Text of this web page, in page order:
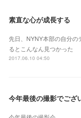
素直な心が成長する
先日、NYNY本部の自分
るとこんなん見つかった
2017.06.10 04:50
今年最後の撮影でござ